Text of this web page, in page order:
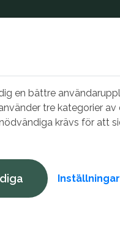
en bättre
tre kategorier av
krävs för att
Inställningar